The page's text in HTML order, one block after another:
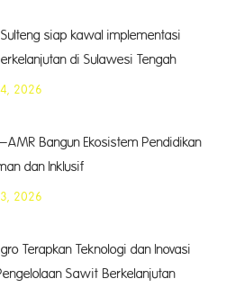
Sulteng siap kawal implementasi
di Sulawesi Tengah
4, 2026
Bangun Ekosistem Pendidikan
dan Inklusif
3, 2026
Terapkan Teknologi dan Inovasi
Sawit Berkelanjutan